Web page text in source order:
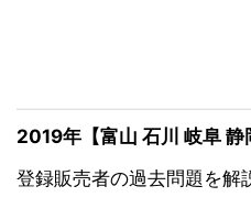
2019年【富山 石川 岐阜 静
登録販売者の過去問題を解